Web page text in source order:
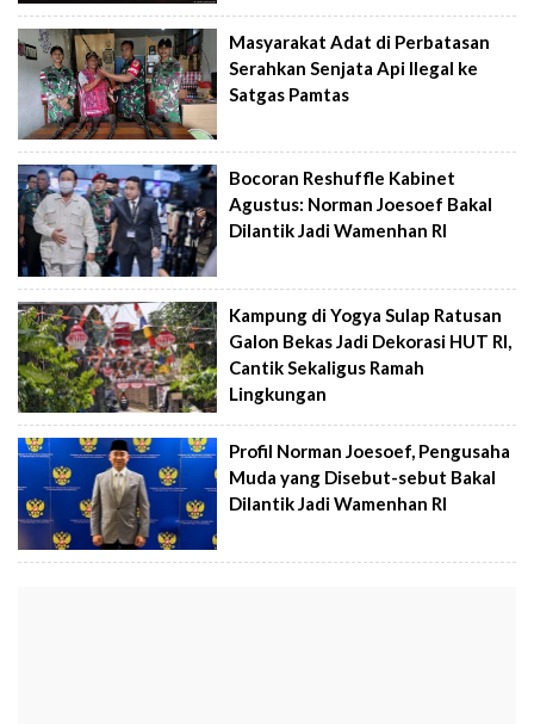
Masyarakat Adat di Perbatasan
Serahkan Senjata Api Ilegal ke
Satgas Pamtas
Bocoran Reshuffle Kabinet
Agustus: Norman Joesoef Bakal
Dilantik Jadi Wamenhan RI
Kampung di Yogya Sulap Ratusan
Galon Bekas Jadi Dekorasi HUT RI,
Cantik Sekaligus Ramah
Lingkungan
Profil Norman Joesoef, Pengusaha
Muda yang Disebut-sebut Bakal
Dilantik Jadi Wamenhan RI